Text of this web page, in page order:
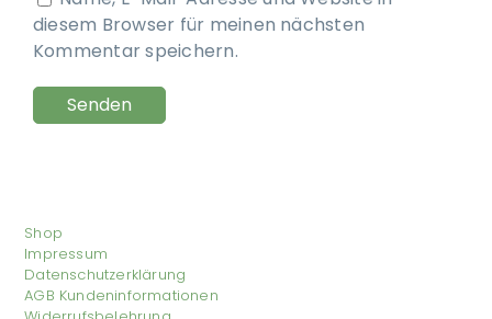
diesem Browser für meinen nächsten
Kommentar speichern.
Shop
Impressum
Datenschutzerklärung
AGB Kundeninformationen